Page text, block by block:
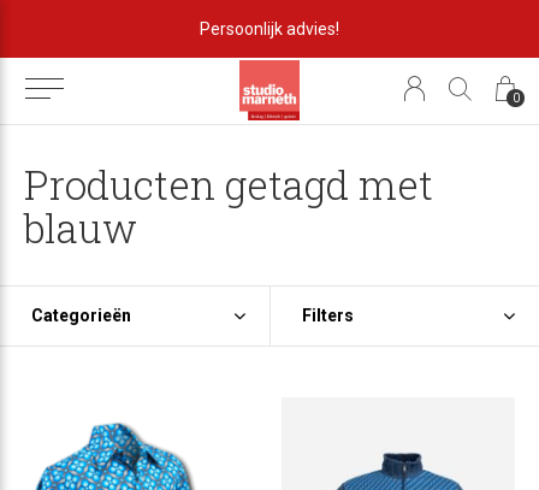
0
Persoonlijk advies!
Producten getagd met
blauw
Categorieën Filters